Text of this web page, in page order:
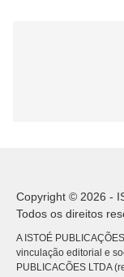
Copyright © 2026 -
Todos os direitos
A ISTOÉ
vinculação editorial e
PUBLICACÕES LTDA